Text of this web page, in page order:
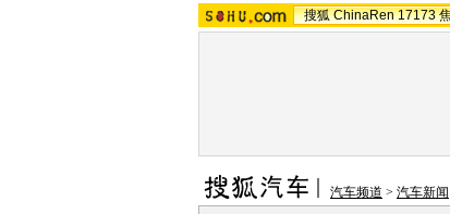
搜狐 ChinaRen 17173
汽车频道 > 汽车新闻